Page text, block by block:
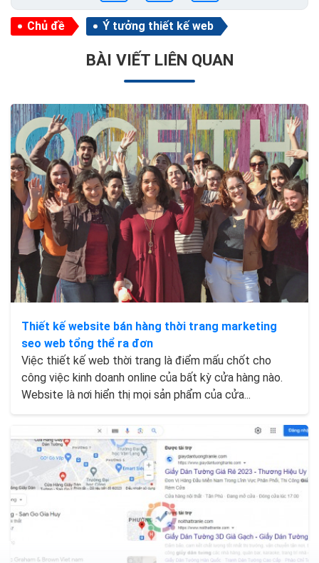
Chủ đề Ý tưởng thiết kế web
BÀI VIẾT LIÊN QUAN
Thiết kế website bán hàng thời trang marketing
seo web tổng thể ra đơn
Việc thiết kế web thời trang là điểm mấu chốt cho
công việc kinh doanh online của bất kỳ cửa hàng nào.
Website là nơi hiển thị mọi sản phẩm của cửa...